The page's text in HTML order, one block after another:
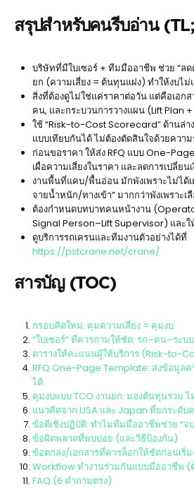
สรุปสำหรับคนรีบอ่าน
บริษัทที่มีใบเซอร์ + ทีมมืออาชีพ ช่วย “ล
ยก (ความเสี่ยง = ต้นทุนแฝง) ทำให้งบไม่
สิ่งที่ต้องดูไม่ใช่แค่ราคาต่อวัน แต่คือเอ
คน, และกระบวนการวางแผน (Lift Plan
ใช้ “Risk-to-Cost Scorecard” ด้านล่า
แบบเทียบกันได้ ไม่ต้องตัดสินใจด้วยควา
ก่อนขอราคา ให้ส่ง RFQ แบบ One-
เผื่อความเสี่ยงในราคา และลดการเปลี่ย
งานพื้นที่แคบ/พื้นอ่อน มักพังเพราะไม่ได้เ
จายน้ำหนัก/ทางเข้า” มากกว่าพังเพราะเ
ต้องกำหนดบทบาทคนหน้างาน
Signal Person–Lift Supervisor) และใ
ดูบริการรถเครนและทีมงานตัวอย่างได้ที่
https://pstcrane.net/crane/
สารบัญ (TOC)
กรอบคิดใหม่: คุมความเสี่ยง = คุมงบ
“ใบเซอร์” ที่ควรถามให้ชัด: รถ–คน–ระบบ
ตารางให้คะแนนผู้ให้บริการ (Risk-to-
RFQ One-Page Template: ส่งข้อมูลค
ได้
คุมงบแบบ TCO งานยก: มองต้นทุนรวม ไ
แนวคิดจาก USA และ Japan ที่ยกระดั
ข้อดีเชิงปฏิบัติ: ทำไมทีมมืออาชีพช่วย “จบ
ข้อผิดพลาดที่พบบ่อย (และวิธีป้องกัน)
ข้อตกลง/เอกสารที่ควรล็อกให้ชัดก่อนเริ่
Workflow ทำงานร่วมกันแบบมืออาชีพ (
FAQ (6 คำถามตรง)